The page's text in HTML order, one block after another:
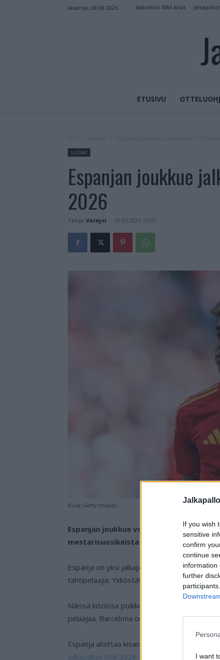
If you wish
sensitive
confirm
continue
information
further
I want
lauantai, 08.08.2026 Jääkiekon MM-kisat
ETUSIVU
uutiset
Espanjan joukkue
2026
Tekijä Valeysi - 29.05.2026 15:09
Kuva: Getty Images
Espanjan joukkue voitti EM-kisat
mestarisuosikeista MM-kisoihin.
Espanja on yksi jalkapallon MM-kisojen
tähtipelaajia. Ykköstähtinä tuikkivat
Näissä kisoissa poikkeuksellista on se, ettei
pelaajaa. Barcelona on sen sijaan erittäin
Espanja aloittaa kisansa Kap Verdeä
Jalkapallon MM 2026 Otteluohjelma